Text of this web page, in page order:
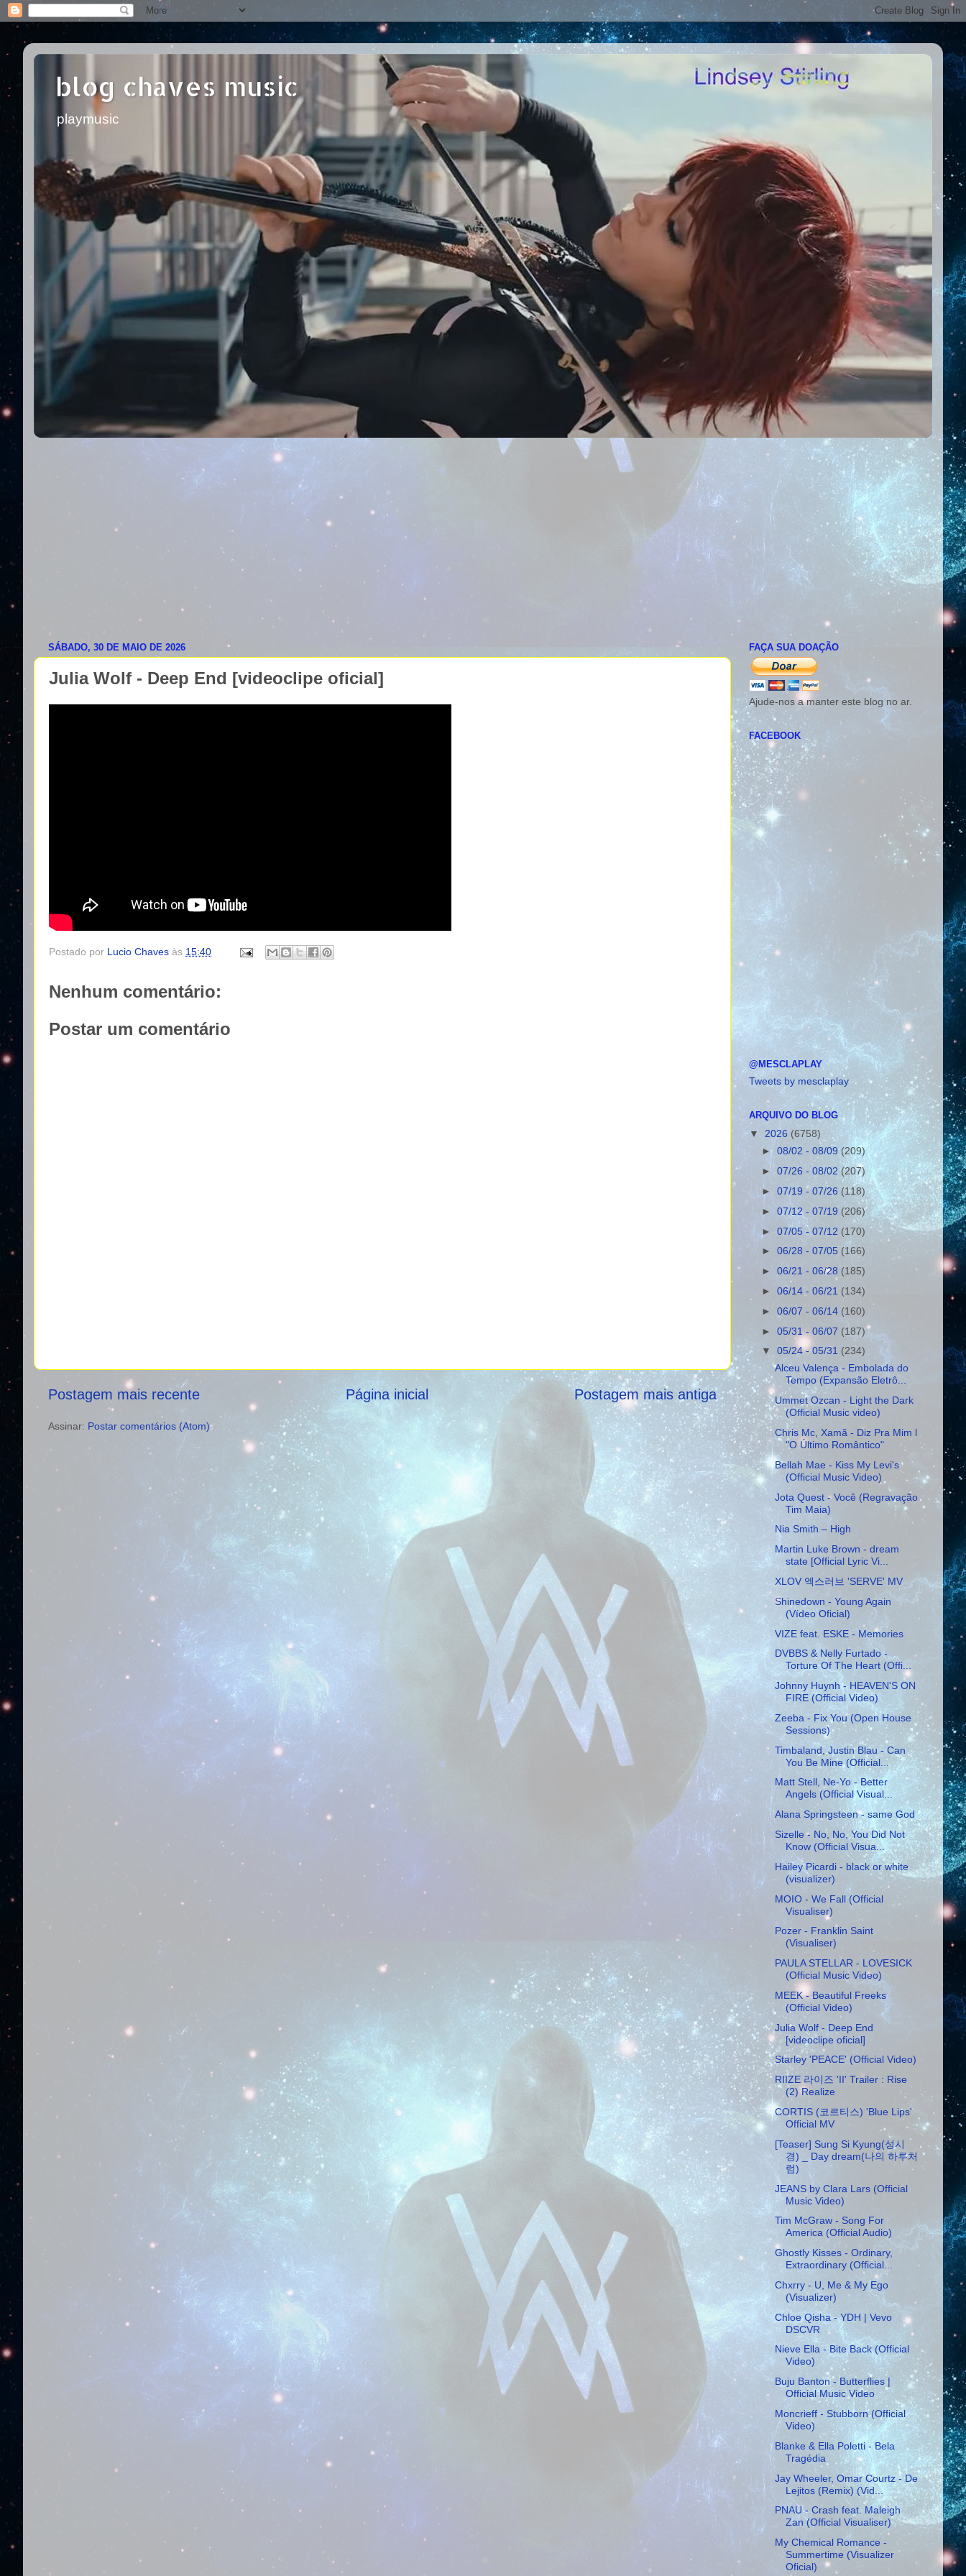
blog chaves music
playmusic
SÁBADO, 30 DE MAIO DE 2026
Julia Wolf - Deep End [videoclipe oficial]
Postado por Lucio Chaves às 15:40
Nenhum comentário:
Postar um comentário
Postagem mais recente Postagem mais antiga
Página inicial
Assinar: Postar comentários (Atom)
FAÇA SUA DOAÇÃO
Ajude-nos a manter este blog no ar.
FACEBOOK
@MESCLAPLAY
Tweets by mesclaplay
ARQUIVO DO BLOG
▼ 2026 (6758)
►08/02 - 08/09(209)
►07/26 - 08/02(207)
►07/19 - 07/26 (118)
►07/12 - 07/19(206)
►07/05 - 07/12 (170)
►06/28 - 07/05 (166)
►06/21 - 06/28 (185)
►06/14 - 06/21 (134)
►06/07 - 06/14 (160)
►05/31 - 06/07 (187)
▼05/24 - 05/31 (234)
Alceu Valença - Embolada do
Tempo (Expansão Eletrô...
Ummet Ozcan - Light the Dark
(Official Music video)
Chris Mc, Xamã - Diz Pra Mim l
"O Último Romântico"
Bellah Mae - Kiss My Levi's
(Official Music Video)
Jota Quest - Você (Regravação
Tim Maia)
Nia Smith – High
Martin Luke Brown - dream
state [Official Lyric Vi...
XLOV 엑스러브 'SERVE' MV
Shinedown - Young Again
(Vídeo Oficial)
VIZE feat. ESKE - Memories
DVBBS & Nelly Furtado -
Torture Of The Heart (Offi...
Johnny Huynh - HEAVEN'S ON
FIRE (Official Video)
Zeeba - Fix You (Open House
Sessions)
Timbaland, Justin Blau - Can
You Be Mine (Official...
Matt Stell, Ne-Yo - Better
Angels (Official Visual...
Alana Springsteen - same God
Sizelle - No, No, You Did Not
Know (Official Visua...
Hailey Picardi - black or white
(visualizer)
MOIO - We Fall (Official
Visualiser)
Pozer - Franklin Saint
(Visualiser)
PAULA STELLAR - LOVESICK
(Official Music Video)
MEEK - Beautiful Freeks
(Official Video)
Julia Wolf - Deep End
[videoclipe oficial]
Starley 'PEACE' (Official Video)
RIIZE 라이즈 'II' Trailer : Rise
(2) Realize
CORTIS (코르티스) 'Blue Lips'
Official MV
[Teaser] Sung Si Kyung(성시
경) _ Day dream(나의 하루처
럼)
JEANS by Clara Lars (Official
Music Video)
Tim McGraw - Song For
America (Official Audio)
Ghostly Kisses - Ordinary,
Extraordinary (Official...
Chxrry - U, Me & My Ego
(Visualizer)
Chloe Qisha - YDH | Vevo
DSCVR
Nieve Ella - Bite Back (Official
Video)
Buju Banton - Butterflies |
Official Music Video
Moncrieff - Stubborn (Official
Video)
Blanke & Ella Poletti - Bela
Tragédia
Jay Wheeler, Omar Courtz - De
Lejitos (Remix) (Vid...
PNAU - Crash feat. Maleigh
Zan (Official Visualiser)
My Chemical Romance -
Summertime (Visualizer
Oficial)